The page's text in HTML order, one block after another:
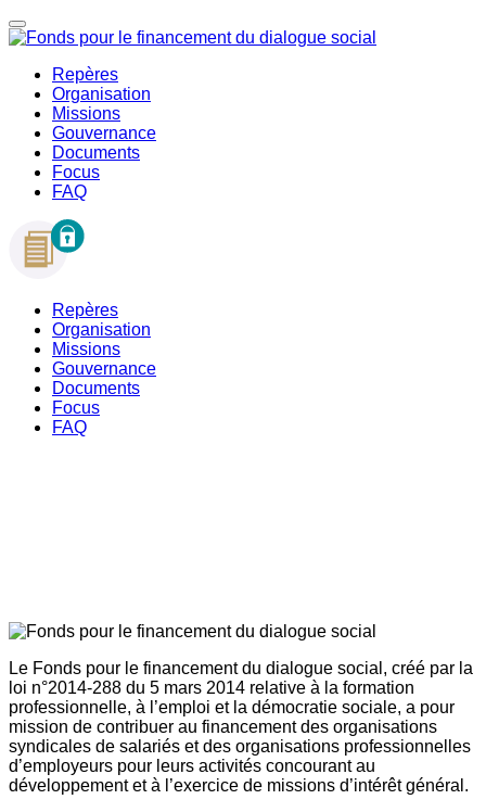
Repères
Organisation
Missions
Gouvernance
Documents
Focus
FAQ
Repères
Organisation
Missions
Gouvernance
Documents
Focus
FAQ
Le Fonds pour le financement du dialogue social, créé par la
loi n°2014-288 du 5 mars 2014 relative à la formation
professionnelle, à l’emploi et la démocratie sociale, a pour
mission de contribuer au financement des organisations
syndicales de salariés et des organisations professionnelles
d’employeurs pour leurs activités concourant au
développement et à l’exercice de missions d’intérêt général.